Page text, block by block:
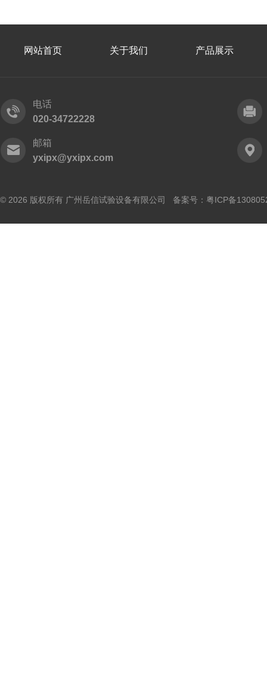
网站首页 关于我们 产品展示
电话
020-34722228
邮箱
yxipx@yxipx.com
© 2026 版权所有 广州岳信试验设备有限公司 备案号： 粤ICP备